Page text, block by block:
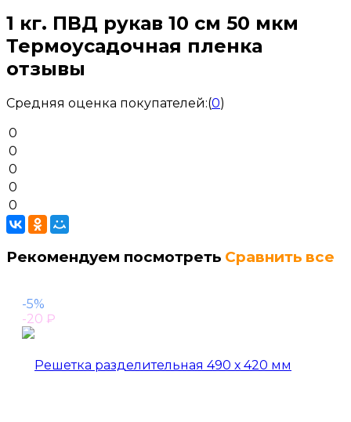
1 кг. ПВД рукав 10 см 50 мкм
Термоусадочная пленка
отзывы
Средняя оценка покупателей:(0)
0
0
0
0
0
Рекомендуем посмотреть Сравнить все
-5%
-20 ₽